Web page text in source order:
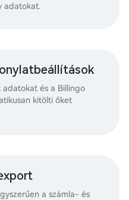
adatokat.
és a Billingo
kitölti őket
a számla- és